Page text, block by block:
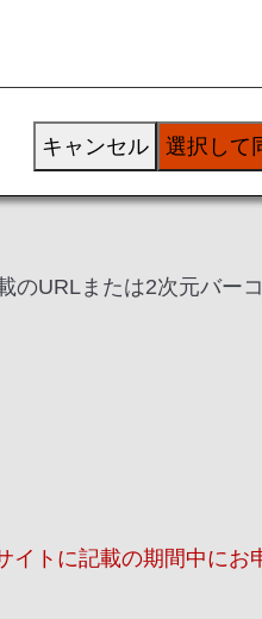
のURLまたは2次元バー
トに記載の期間中にお
選択して
キャンセル